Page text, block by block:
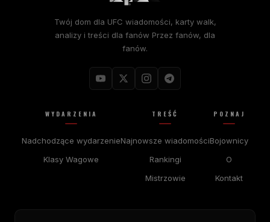
Twój dom dla UFC wiadomości, karty walk,
analizy i treści dla fanów Przez fanów, dla
fanów.
WYDARZENIA
Nadchodzące wydarzenie
Klasy Wagowe
TREŚĆ
Najnowsze wiadomości
Rankingi
Mistrzowie
POZNAJ
Bojownicy
O
Kontakt